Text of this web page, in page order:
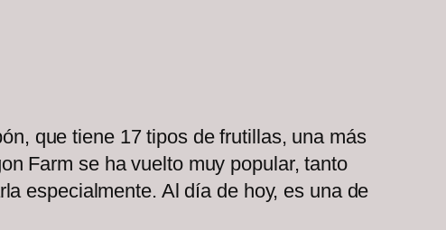
que tiene 17 tipos de frutillas, una más
Farm se ha vuelto muy popular, tanto
especialmente. Al día de hoy, es una de